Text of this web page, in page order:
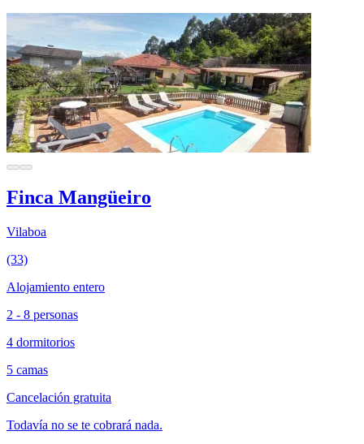
Finca Mangüeiro
Vilaboa
(33)
Alojamiento entero
2 - 8 personas
4 dormitorios
5 camas
Cancelación gratuita
Todavía no se te cobrará nada.